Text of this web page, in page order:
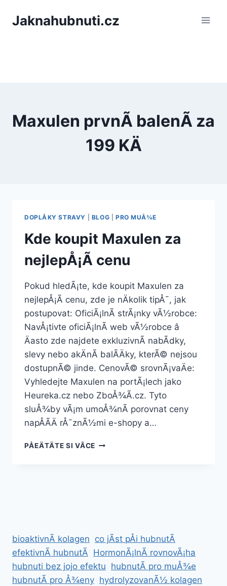
Jaknahubnuti.cz
Maxulen prvnÃ­ balenÃ­ za
199 KÄ
DOPLÅKY STRAVY BLOG PRO MUÅ¾E
Kde koupit Maxulen za
nejlepÅ¡Ã­ cenu
Pokud hledÃ¡te, kde koupit Maxulen za
nejlepÅ¡Ã­ cenu, zde je nÄkolik tipÅ¯, jak
postupovat: OficiÃ¡lnÃ­ strÃ¡nky vÃ½robce:
NavÅ¡tivte oficiÃ¡lnÃ­ web vÃ½robce â
Äasto zde najdete exkluzivnÃ­ nabÃ­dky,
slevy nebo akÄnÃ­ balÃ­Äky, kterÃ© nejsou
dostupnÃ© jinde. CenovÃ© srovnÃ¡vaÄe:
Vyhledejte Maxulen na portÃ¡lech jako
Heureka.cz nebo ZboÅ¾Ã­.cz. Tyto
sluÅ¾by vÃ¡m umoÅ¾nÃ­ porovnat ceny
napÅÃ­Ä rÅ¯znÃ½mi e-shopy a…
PÅEÄTÄTE SI VÃ­CEKDE
bioaktivnÃ­ kolagen co jÃ­st pÅi hubnutÃ­
efektivnÃ­ hubnutÃ­ HormonÃ¡lnÃ­ rovnovÃ¡ha
hubnuti bez jojo efektu hubnutÃ­ pro muÅ¾e
hubnutÃ­ pro Å¾eny hydrolyzovanÃ½ kolagen